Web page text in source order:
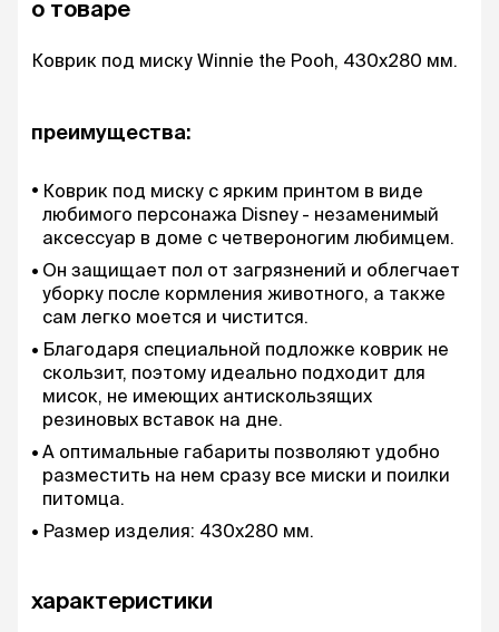
о товаре
Коврик под миску Winnie the Pooh, 430x280 мм.
преимущества:
Коврик под миску с ярким принтом в виде
любимого персонажа Disney - незаменимый
аксессуар в доме с четвероногим любимцем.
Он защищает пол от загрязнений и облегчает
уборку после кормления животного, а также
сам легко моется и чистится.
Благодаря специальной подложке коврик не
скользит, поэтому идеально подходит для
мисок, не имеющих антискользящих
резиновых вставок на дне.
А оптимальные габариты позволяют удобно
разместить на нем сразу все миски и поилки
питомца.
Размер изделия: 430х280 мм.
характеристики